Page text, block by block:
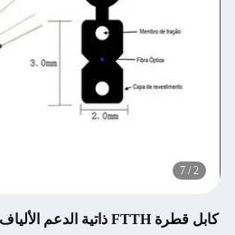
2
/
7
كابل قطرة FTTH ذاتية الدعم الألياف البصرية 1/2 الألياف الجوية